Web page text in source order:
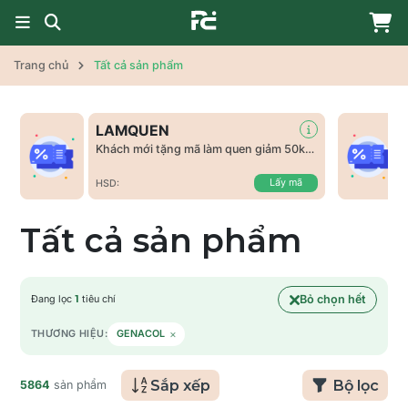
Trang chủ Tất cả sản phẩm
LAMQUEN
Khách mới tặng mã làm quen giảm 50k
HSD: Lấy mã
Tất cả sản phẩm
Đang lọc 1 tiêu chí Bỏ chọn hết
THƯƠNG HIỆU: GENACOL ×
5864 sản phẩm Sắp xếp Bộ lọc